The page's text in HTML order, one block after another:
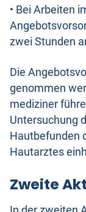
• Bei Arbeiten
zwei Stunden
Die
genommen
mediziner
Untersuchung
Hautbefunden
Hautarztes
Zweite